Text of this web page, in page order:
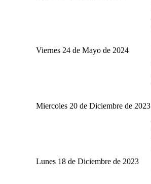
Viernes 24 de Mayo de 2024
Miercoles 20 de Diciembre de 2023
Lunes 18 de Diciembre de 2023